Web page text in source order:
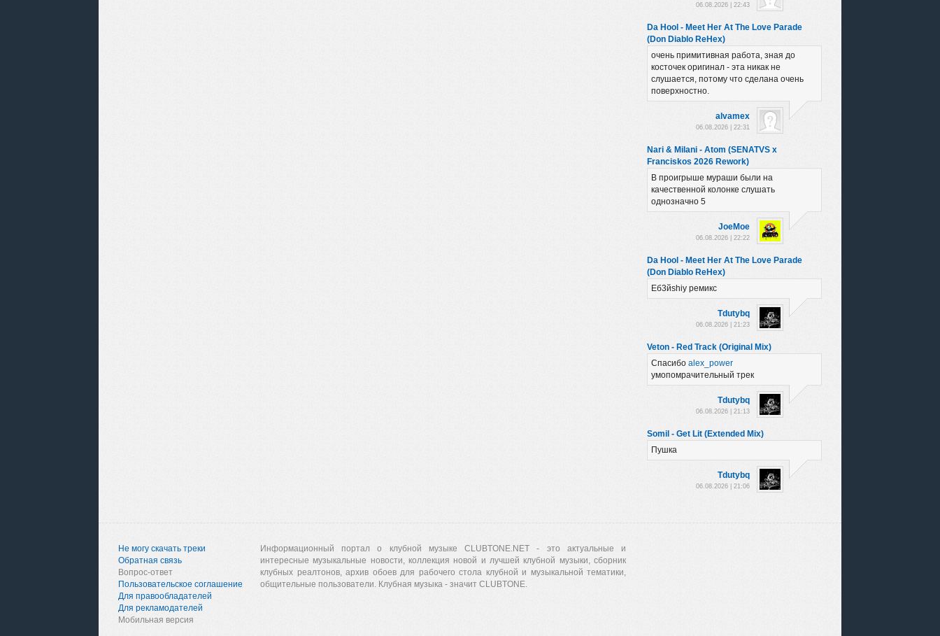
06.08.2026 | 22:43
Da Hool - Meet Her At The Love Parade
(Don Diablo ReHex)
очень примитивная работа, зная до
косточек оригинал - эта никак не
слушается, потому что сделана очень
поверхностно.
alvamex
06.08.2026 | 22:31
Nari & Milani - Atom (SENATVS x
Franciskos 2026 Rework)
В проигрыше мураши были на
качественной колонке слушать
однозначно 5
JoeMoe
06.08.2026 | 22:22
Da Hool - Meet Her At The Love Parade
(Don Diablo ReHex)
Еб3йshiy ремикс
Tdutybq
06.08.2026 | 21:23
Veton - Red Track (Original Mix)
Спасибо alex_power
умопомрачительный трек
Tdutybq
06.08.2026 | 21:13
Somil - Get Lit (Extended Mix)
Пушка
Tdutybq
06.08.2026 | 21:06
Не могу скачать треки
Обратная связь
Вопрос-ответ
Пользовательское соглашение
Для правообладателей
Для рекламодателей
Мобильная версия
Информационный портал о клубной музыке CLUBTONE.NET - это актуальные и
интересные музыкальные новости, коллекция новой и лучшей клубной музыки, сборник
клубных реалтонов, архив обоев для рабочего стола клубной и музыкальной тематики,
общительные пользователи. Клубная музыка - значит CLUBTONE.